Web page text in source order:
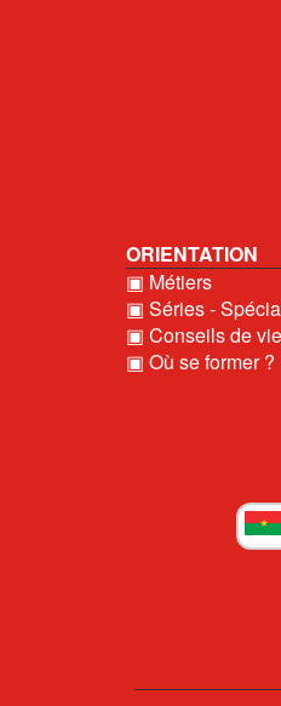
ORIENTATION
▣ Métiers
▣ Séries -
▣ Conseils de vie
▣ Où se former ?